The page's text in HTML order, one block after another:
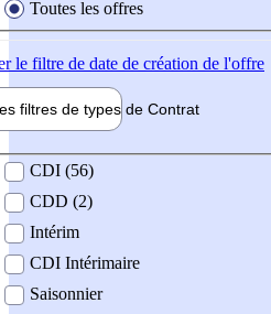
Toutes les offres
le filtre de date de création de l'offre
filtres de types de Contrat
contrat
CDI (56)
CDD (2)
Intérim
CDI Intérimaire
Saisonnier